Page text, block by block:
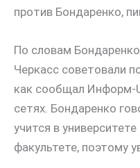
против Бондаренко,
По словам
Черкасс советовали
как сообщал Информ-
сетях. Бондаренко
учится в
факультете, поэтому